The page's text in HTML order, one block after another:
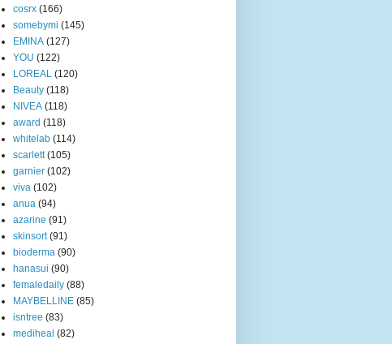
cosrx (166)
somebymi (145)
EMINA (127)
YOU (122)
LOREAL (120)
Beauty (118)
NIVEA (118)
award (118)
whitelab (114)
scarlett (105)
garnier (102)
viva (102)
anua (94)
azarine (91)
skinsort (91)
bioderma (90)
hanasui (90)
femaledaily (88)
MAYBELLINE (85)
isntree (83)
mediheal (82)